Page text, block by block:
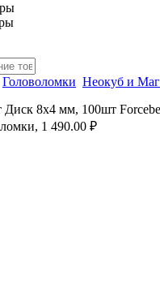
Головоломки Неокуб и
8х4 мм, 100шт
1 490.00 ₽